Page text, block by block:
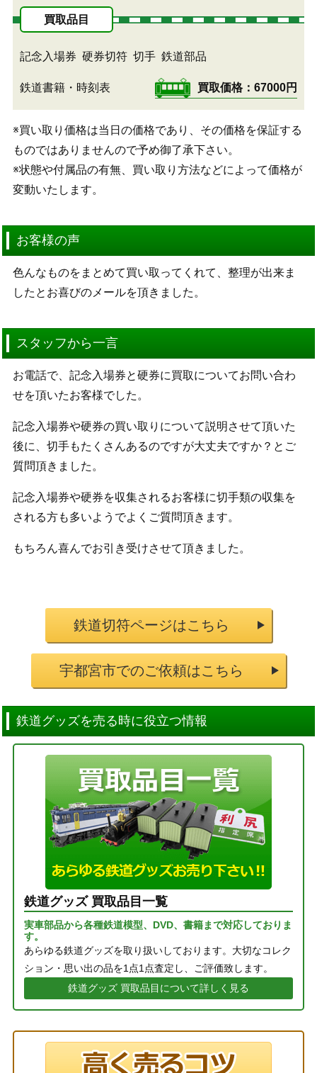
買取品目
記念入場券 硬券切符 切手 鉄道部品
鉄道書籍・時刻表 買取価格 67000円
※買い取り価格は当日の価格であり、その価格を保証する
ものではありませんので予め御了承下さい。
※状態や付属品の有無、買い取り方法などによって価格が
変動いたします。
お客様の声
色んなものをまとめて買い取ってくれて、整理が出来ま
したとお喜びのメールを頂きました。
スタッフから一言
お電話で、記念入場券と硬券に買取についてお問い合わ
せを頂いたお客様でした。
記念入場券や硬券の買い取りについて説明させて頂いた
後に、切手もたくさんあるのですが大丈夫ですか？とご
質問頂きました。
記念入場券や硬券を収集されるお客様に切手類の収集を
される方も多いようでよくご質問頂きます。
もちろん喜んでお引き受けさせて頂きました。
鉄道切符ページはこちら
宇都宮市でのご依頼はこちら
鉄道グッズを売る時に役立つ情報
鉄道グッズ 買取品目一覧
実車部品から各種鉄道模型、DVD、書籍まで対応しておりま
す。
あらゆる鉄道グッズを取り扱いしております。大切なコレク
ション・思い出の品を1点1点査定し、ご評価致します。
鉄道グッズ 買取品目について詳しく見る